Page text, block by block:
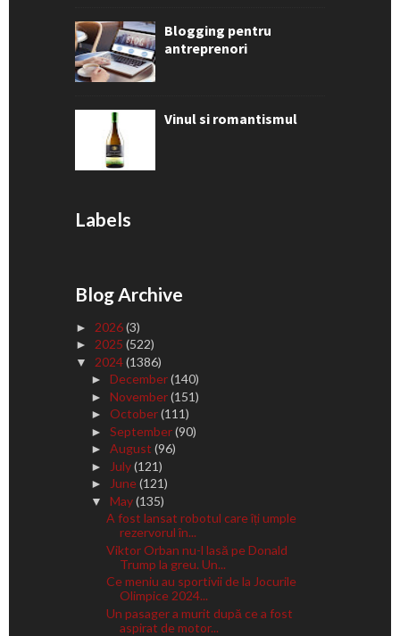
Blogging pentru
antreprenori
Vinul si romantismul
Labels
Blog Archive
► 2026(3)
► 2025 (522)
▼ 2024(1386)
► December(140)
► November(151)
► October(111)
► September(90)
► August (96)
► July(121)
► June(121)
▼ May(135)
A fost lansat robotul care îți umple
rezervorul în...
Viktor Orban nu-l lasă pe Donald
Trump la greu. Un...
Ce meniu au sportivii de la Jocurile
Olimpice 2024...
Un pasager a murit după ce a fost
aspirat de motor...